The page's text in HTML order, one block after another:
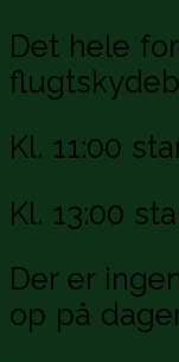
Det hele
Kl. 11:00
Kl. 13:00
Der er
op på